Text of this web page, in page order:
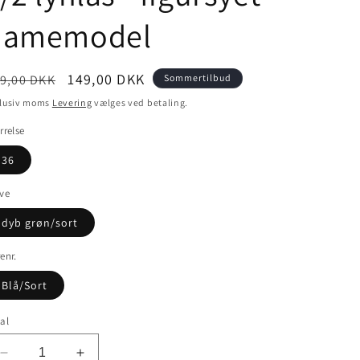
DKK Udsalgspris
149,00 DKK Sommertilbud
moms Levering vælges ved betaling.
36
dyb grøn/sort
Blå/Sort